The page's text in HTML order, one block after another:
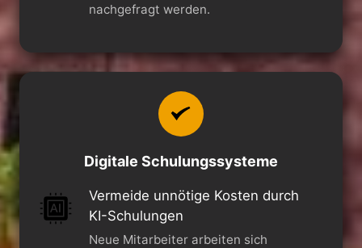
nachgefragt werden.
Digitale Schulungssysteme
Vermeide unnötige Kosten durch
KI-Schulungen
Neue Mitarbeiter arbeiten sich